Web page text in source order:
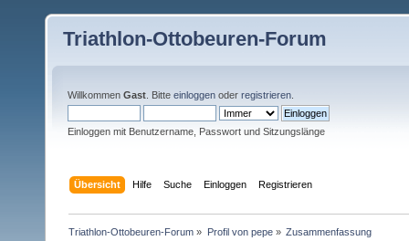
Triathlon-Ottobeuren-Forum
Willkommen Gast . Bitte einloggen oder registrieren
Einloggen mit Benutzername, Passwort und Sitzungslänge
Übersicht Hilfe Suche Einloggen Registrieren
Triathlon-Ottobeuren-Forum » Profil von pepe» Zusammenfassung